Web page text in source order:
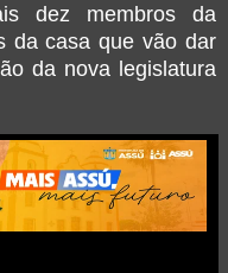
dez membros da
da casa que vão dar
da nova legislatura